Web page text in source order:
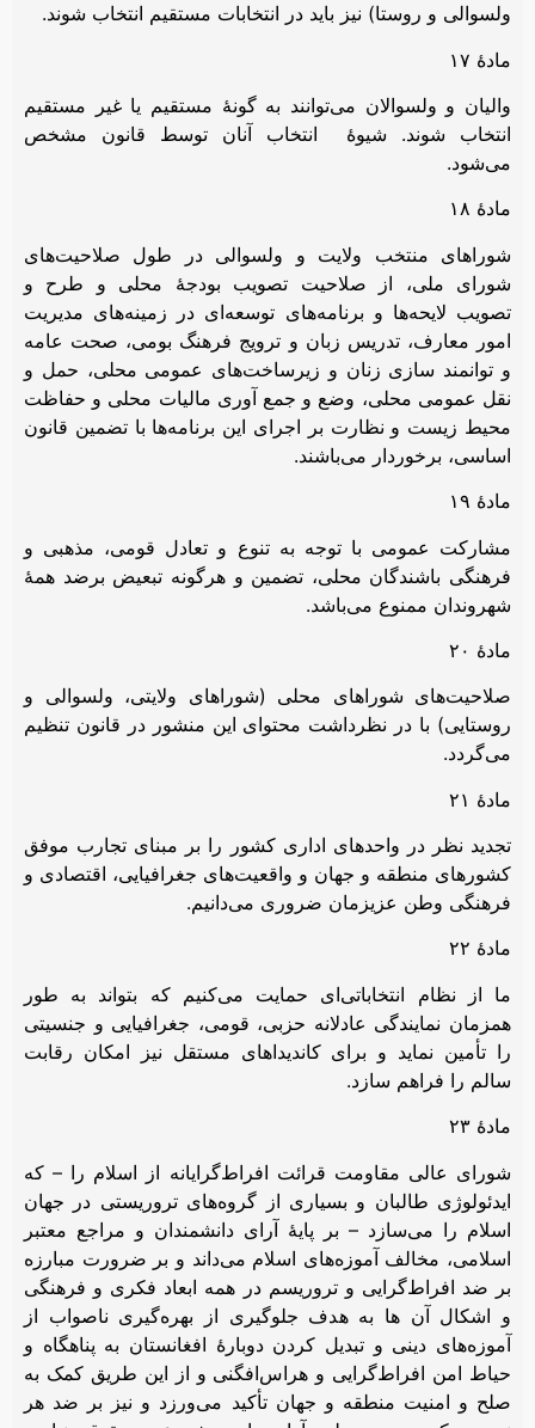
ولسوالی و روستا) نیز باید در انتخابات مستقیم انتخاب شوند.
مادۀ ۱۷
والیان و ولسوالان می‌توانند به گونۀ مستقیم یا غیر مستقیم
انتخاب شوند. شیوۀ انتخاب آنان توسط قانون مشخص
می‌شود.
مادۀ ۱۸
شوراهای منتخب ولایت و ولسوالی در طول صلاحیت‌های
شورای ملی، از صلاحیت تصویب بودجۀ محلی و طرح و
تصویب لایحه‌ها و برنامه‌های توسعه‌ای در زمینه‌های مدیریت
امور معارف، تدریس زبان و ترویج فرهنگ بومی، صحت عامه
و توانمند سازی زنان و زیرساخت‌های عمومی محلی، حمل و
نقل عمومی محلی، وضع و جمع آوری مالیات محلی و حفاظت
محیط زیست و نظارت بر اجرای این برنامه‌ها با تضمین قانون
اساسی، برخوردار می‌باشند.
مادۀ ۱۹
مشارکت عمومی با توجه به تنوع و تعادل قومی، مذهبی و
فرهنگی باشندگان محلی، تضمین و هرگونه تبعیض برضد همۀ
شهروندان ممنوع می‌باشد.
مادۀ ۲۰
صلاحیت‌های شوراهای محلی (شوراهای ولایتی، ولسوالی و
روستایی) با در نظرداشت محتوای این منشور در قانون تنظیم
می‌گردد.
مادۀ ۲۱
تجدید نظر در واحدهای اداری کشور را بر مبنای تجارب موفق
کشورهای منطقه و جهان و واقعیت‌های جغرافیایی، اقتصادی و
فرهنگی وطن عزیزمان ضروری می‌دانیم.
مادۀ ۲۲
ما از نظام انتخاباتی‌ای حمایت می‌کنیم که بتواند به طور
همزمان نمایندگی عادلانه حزبی، قومی، جغرافیایی و جنسیتی
را تأمین نماید و برای کاندیداهای مستقل نیز امکان رقابت
سالم را فراهم سازد.
مادۀ ۲۳
شورای عالی مقاومت قرائت افراط‌گرایانه از اسلام را – که
ایدئولوژی طالبان و بسیاری از گروه‌های تروریستی در جهان
اسلام را می‌سازد – بر پایۀ آرای دانشمندان و مراجع معتبر
اسلامی، مخالف آموزه‌های اسلام می‌داند و بر ضرورت مبارزه
بر ضد افراط‌گرایی و تروریسم در همه ابعاد فکری و فرهنگی
و اشکال آن ها به هدف جلوگیری از بهره‌گیری ناصواب از
آموزه‌های دینی و تبدیل کردن دوبارۀ افغانستان به پناهگاه و
حیاط امن افراط‌گرایی و هراس‌افگنی و از این طریق کمک به
صلح و امنیت منطقه و جهان تأکید می‌ورزد و نیز بر ضد هر